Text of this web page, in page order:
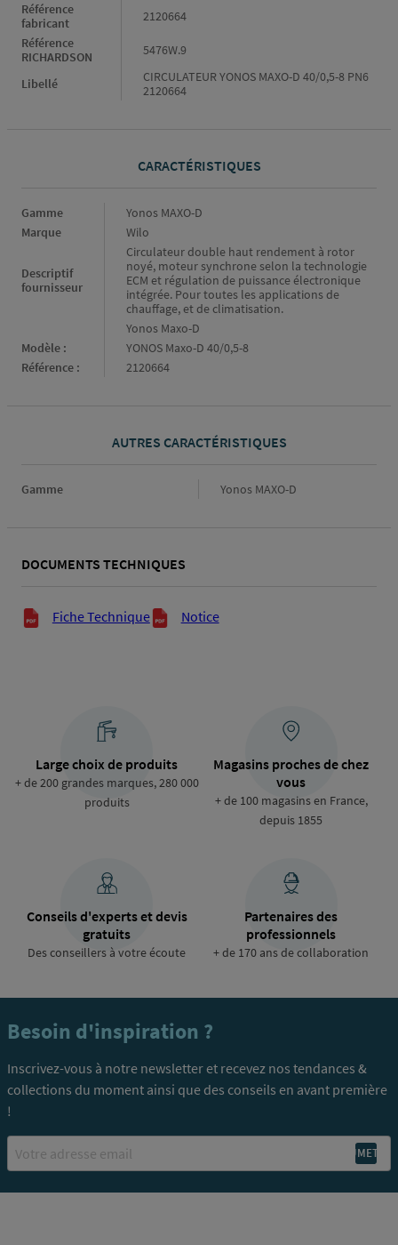
Référence
fabricant
2120664
Référence
RICHARDSON
5476W.9
Libellé
CIRCULATEUR YONOS MAXO-D 40/0,5-8 PN6
2120664
CARACTÉRISTIQUES
Caractéristiques
Gamme
Yonos MAXO-D
Marque
Wilo
Descriptif
fournisseur
Circulateur double haut rendement à rotor
noyé, moteur synchrone selon la technologie
ECM et régulation de puissance électronique
intégrée. Pour toutes les applications de
chauffage, et de climatisation.
Yonos Maxo-D
Modèle :
YONOS Maxo-D 40/0,5-8
Référence :
2120664
AUTRES CARACTÉRISTIQUES
Gamme Gamme
Yonos MAXO-D
DOCUMENTS TECHNIQUES
Documents techniques
Fiche Technique Notice
Large choix de produits
+ de 200 grandes marques, 280 000
produits
Magasins proches de chez
vous
+ de 100 magasins en France,
depuis 1855
Conseils d'experts et devis
gratuits
Des conseillers à votre écoute
Partenaires des
professionnels
+ de 170 ans de collaboration
Besoin d'inspiration ?
Inscrivez-vous à notre newsletter et recevez nos tendances &
collections du moment ainsi que des conseils en avant première
!
Email